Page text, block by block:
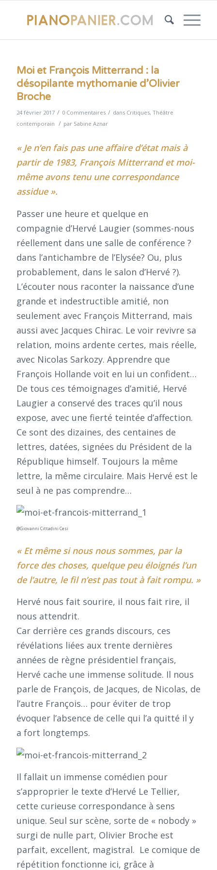
Moi et François Mitterrand : la
désopilante mythomanie d’Olivier
Broche
24 février 2017 / 0 Commentaires / dans Critiques, Théâtre
contemporain / par Sabine Aznar
« Je n’en fais pas une affaire d’état mais à
partir de 1983, François Mitterrand et moi-
même avons tenu une correspondance
assidue ».
Passer une heure et quelque en
compagnie d’Hervé Laugier (sommes-nous
réellement dans une salle de conférence ?
dans l’antichambre de l’Elysée? Ou, plus
probablement, dans le salon d’Hervé ?).
L’écouter nous raconter la naissance d’une
grande et indestructible amitié, non
seulement avec François Mitterrand, mais
aussi avec Jacques Chirac. Le voir revivre sa
relation, moins ardente certes, mais réelle,
avec Nicolas Sarkozy. Apprendre que
François Hollande voit en lui un confident…
De tous ces témoignages d’amitié, Hervé
Laugier a conservé des traces qu’il nous
expose, avec une fierté teintée d’affection.
Ce sont des dizaines, des centaines de
lettres, datées, signées du Président de la
République himself. Toujours la même
lettre, la même circulaire. Mais Hervé est le
seul à ne pas comprendre…
@Giovanni Cittadini Cesi
« Et même si nous nous sommes, par la
force des choses, quelque peu éloignés l’un
de l’autre, le fil n’est pas tout à fait rompu. »
Hervé nous fait sourire, il nous fait rire, il
nous attendrit.
Car derrière ces grands discours, ces
révélations liées aux trente dernières
années de règne présidentiel français,
Hervé cache une immense solitude. Il nous
parle de François, de Jacques, de Nicolas, de
l’autre François… pour éviter de trop
évoquer l’absence de celle qui l’a quitté il y
a fort longtemps.
Il fallait un immense comédien pour
s’approprier le texte d’Hervé Le Tellier,
cette curieuse correspondance à sens
unique. Seul sur scène, sorte de « nobody »
surgi de nulle part, Olivier Broche est
parfait, excellent, magistral. Le comique de
répétition fonctionne ici, grâce à